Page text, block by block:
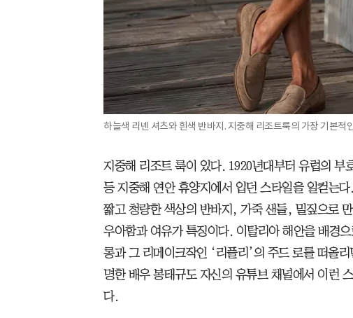
하늘색 리넨 셔츠와 흰색 반바지. 지중해 리조트룩의 가장 기본적
지중해 리조트 룩이 있다. 1920년대부터 유럽의
등 지중해 연안 휴양지에서 입던 스타일을 일컫는
짧고 청량한 색상의 반바지, 가죽 샌들, 밀짚으로
우아함과 여유가 특징이다. 이탈리아 해안을 배경
롱과 그 리메이크작인 ‘리플리’의 주드 로를 떠올
명한 배우 봉태규도 자신의 유튜브 채널에서 이런
다.